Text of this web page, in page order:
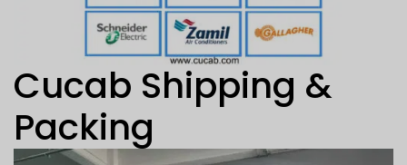
Cucab Shipping &
Packing